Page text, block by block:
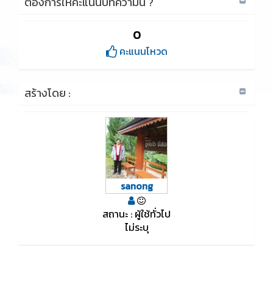
0
คะแนนโหวด
สร้างโดย :
sanong
สถานะ : ผู้ใช้ทั่วไป
ไม่ระบุ